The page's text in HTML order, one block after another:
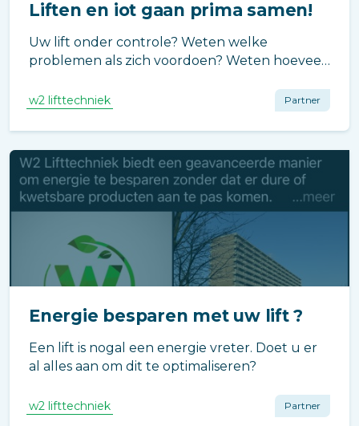
Liften en iot gaan prima samen!
Uw lift onder controle? Weten welke
problemen als zich voordoen? Weten hoeveel
uitvoeren middels liftgegevens ?
w2 lifttechniek Partner
Energie besparen met uw lift ?
Een lift is nogal een energie vreter. Doet u er
al alles aan om dit te optimaliseren?
w2 lifttechniek Partner